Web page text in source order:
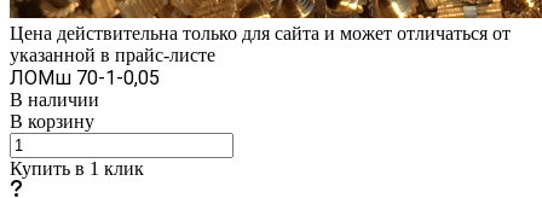
Цена действительна только для сайта и может отличаться от
указанной в прайс-листе
ЛОМш 70-1-0,05
В наличии
В корзину
Купить в 1 клик